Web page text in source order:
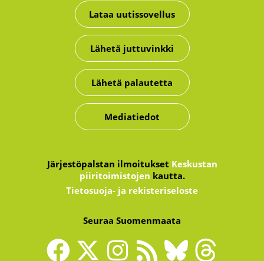
Lataa uutissovellus
Lähetä juttuvinkki
Lähetä palautetta
Mediatiedot
Järjestöpalstan ilmoitukset Keskustan
piiritoimistojen kautta.
Tietosuoja- ja rekisteriseloste
Seuraa Suomenmaata